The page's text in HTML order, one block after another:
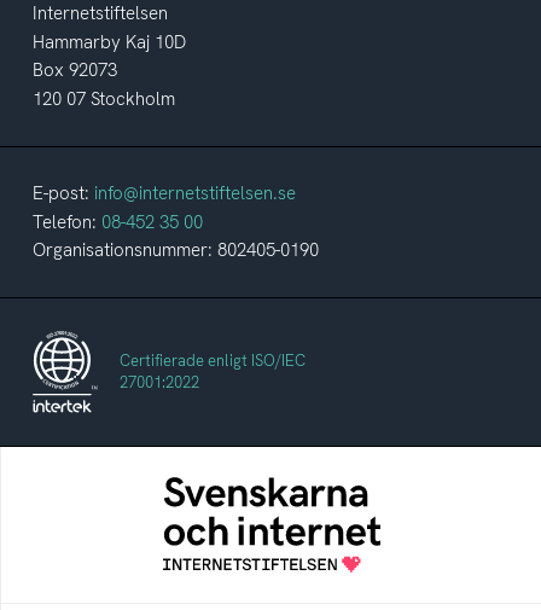
Internetstiftelsen
Hammarby Kaj 10D
Box 92073
120 07 Stockholm
E-post: info@internetstiftelsen.se
Telefon: 08-452 35 00
Organisationsnummer: 802405-0190
Certifierade enligt ISO/IEC
27001:2022
Svenskarna och internet
En årlig studie av svenska folkets
internetvanor